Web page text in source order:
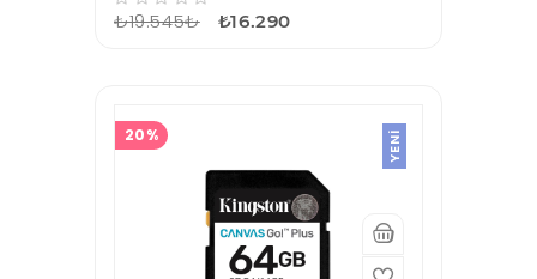
₺19.545₺ ₺16.290
20% YENI